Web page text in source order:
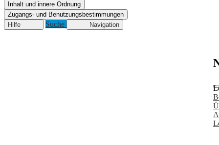
Inhalt und innere Ordnung
Zugangs- und Benutzungsbestimmungen
Hilfe
Suche Navigation